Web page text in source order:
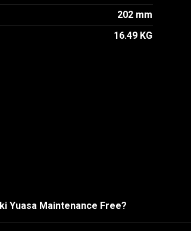
202 mm
16.49 KG
Yuasa Maintenance Free?